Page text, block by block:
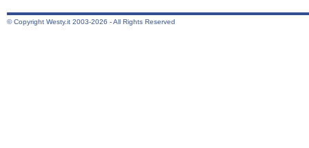
© Copyright Westy.it 2003-2026 - All Rights Reserved